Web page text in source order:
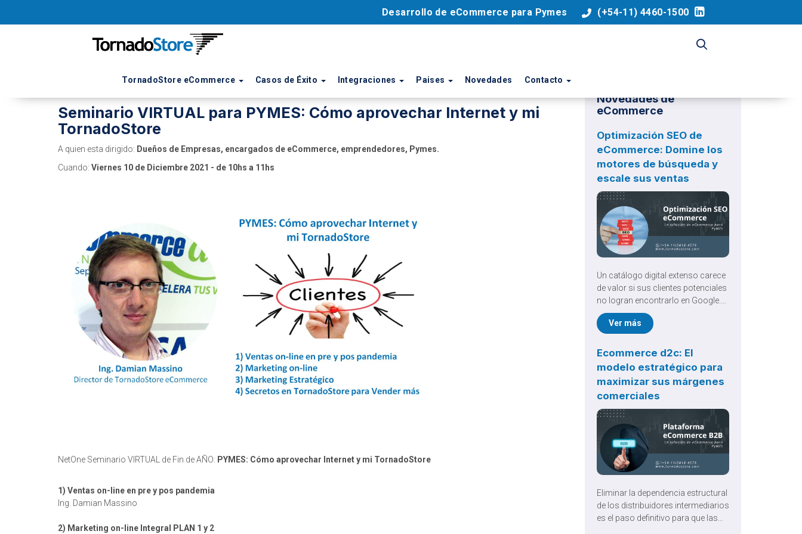
Desarrollo de eCommerce para Pymes (+54-11) 4460-1500
TornadoStore eCommerce Casos de Éxito Integraciones Paises Novedades Contacto
Seminario VIRTUAL para PYMES: Cómo aprovechar Internet y mi
TornadoStore
A quien esta dirigido: Dueños de Empresas, encargados de eCommerce, emprendedores, Pymes.
Cuando: Viernes 10 de Diciembre 2021 - de 10hs a 11hs
NetOne Seminario VIRTUAL de Fin de AÑO: PYMES: Cómo aprovechar Internet y mi TornadoStore
1) Ventas on-line en pre y pos pandemia
Ing. Damian Massino
2) Marketing on-line Integral PLAN 1 y 2
Novedades de
eCommerce
Optimización SEO de
eCommerce: Domine los
motores de búsqueda y
escale sus ventas
Un catálogo digital extenso carece
de valor si sus clientes potenciales
no logran encontrarlo en Google.
Implementar una rigurosa
Optimización SEO de eCommerce
traccionar tráfico orgánico
cualificado, reducir la drástica
dependencia publicitaria y
garantizar un crecimiento
comercial verdaderamente
sostenible a largo plazo.
Ver más
Ecommerce d2c: El
modelo estratégico para
maximizar sus márgenes
comerciales
Eliminar la dependencia estructural
de los distribuidores intermediarios
es el paso definitivo para que las